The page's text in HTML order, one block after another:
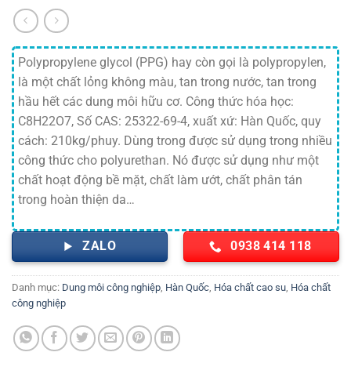
Polypropylene glycol (PPG) hay còn gọi là polypropylen,
là một chất lỏng không màu, tan trong nước, tan trong
hầu hết các dung môi hữu cơ. Công thức hóa học:
C8H22O7, Số CAS: 25322-69-4, xuất xứ: Hàn Quốc, quy
cách: 210kg/phuy. Dùng trong được sử dụng trong nhiều
công thức cho polyurethan. Nó được sử dụng như một
chất hoạt động bề mặt, chất làm ướt, chất phân tán
trong hoàn thiện da…
ZALO 0938 414 118
Danh mục: Dung môi công nghiệp Hàn Quốc Hóa chất cao su Hóa chất
công nghiệp